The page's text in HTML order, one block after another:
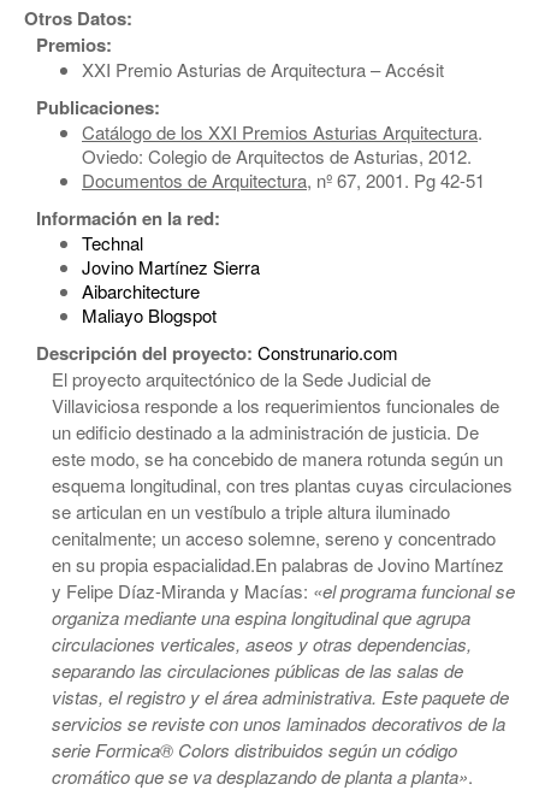
Otros Datos:
Premios:
XXI Premio Asturias de Arquitectura – Accésit
Publicaciones:
Catálogo de los XXI Premios Asturias Arquitectura.
Oviedo: Colegio de Arquitectos de Asturias, 2012.
Documentos de Arquitectura, nº 67, 2001. Pg 42-51
Información en la red:
Technal
Jovino Martínez Sierra
Aibarchitecture
Maliayo Blogspot
Descripción del proyecto: Construnario.com
El proyecto arquitectónico de la Sede Judicial de
Villaviciosa responde a los requerimientos funcionales de
un edificio destinado a la administración de justicia. De
este modo, se ha concebido de manera rotunda según un
esquema longitudinal, con tres plantas cuyas circulaciones
se articulan en un vestíbulo a triple altura iluminado
cenitalmente; un acceso solemne, sereno y concentrado
en su propia espacialidad.En palabras de Jovino Martínez
y Felipe Díaz-Miranda y Macías: «el programa funcional se
organiza mediante una espina longitudinal que agrupa
circulaciones verticales, aseos y otras dependencias,
separando las circulaciones públicas de las salas de
vistas, el registro y el área administrativa. Este paquete de
servicios se reviste con unos laminados decorativos de la
serie Formica® Colors distribuidos según un código
cromático que se va desplazando de planta a planta».